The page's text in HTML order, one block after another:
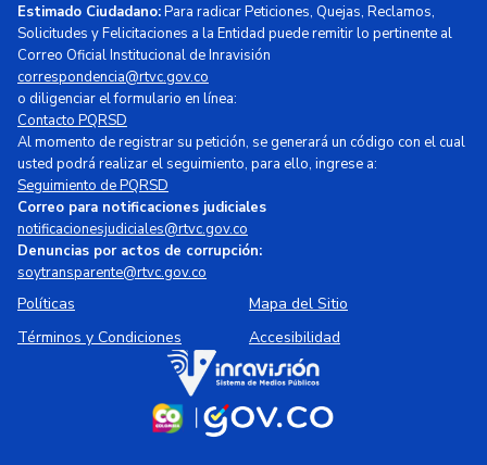
Estimado Ciudadano:Para radicar Peticiones, Quejas, Reclamos,
Solicitudes y Felicitaciones a la Entidad puede remitir lo pertinente al
Correo Oficial Institucional de Inravisión
correspondencia@rtvc.gov.co
o diligenciar el formulario en línea:
Contacto PQRSD
Al momento de registrar su petición, se generará un código con el cual
usted podrá realizar el seguimiento, para ello, ingrese a:
Seguimiento de PQRSD
Correo para notificaciones judiciales
notificacionesjudiciales@rtvc.gov.co
Denuncias por actos de corrupción:
soytransparente@rtvc.gov.co
Políticas
Mapa del Sitio
Términos y Condiciones
Accesibilidad